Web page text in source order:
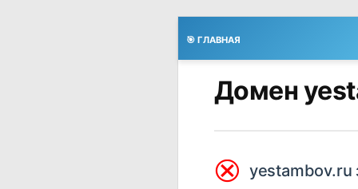
🎯 ГЛАВНАЯ
Домен
⮿ yestambov.ru